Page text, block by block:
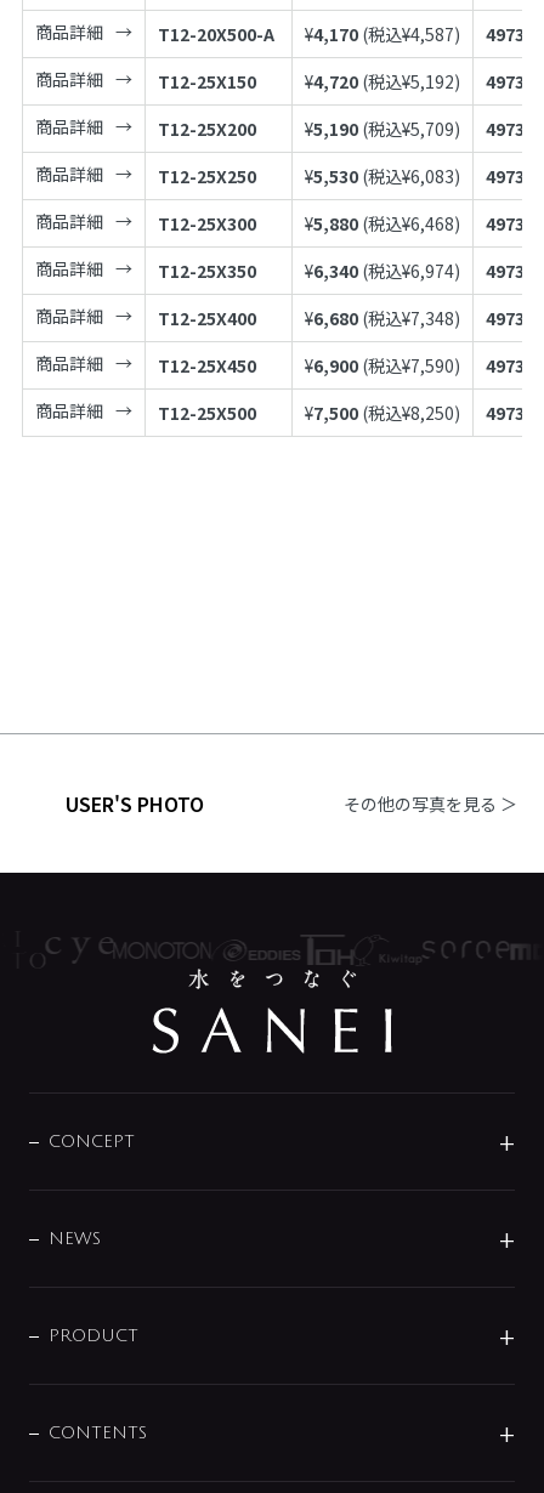
商品詳細
T12-20X500-A ¥4,170 (税込¥4,587)
商品詳細
T12-25X150 ¥4,720 (税込¥5,192)
商品詳細
T12-25X200 ¥5,190 (税込¥5,709)
商品詳細
T12-25X250 ¥5,530 (税込¥6,083)
商品詳細
T12-25X300 ¥5,880 (税込¥6,468)
商品詳細
T12-25X350 ¥6,340 (税込¥6,974)
商品詳細
T12-25X400 ¥6,680 (税込¥7,348)
商品詳細
T12-25X450 ¥6,900 (税込¥7,590)
商品詳細
T12-25X500 ¥7,500 (税込¥8,250)
USER'S PHOTO その他の写真を見る ＞
CONCEPT
DESIGN
NEWS
商品に関して
その他
PRODUCT
センサー・タッチ水栓
CONTENTS